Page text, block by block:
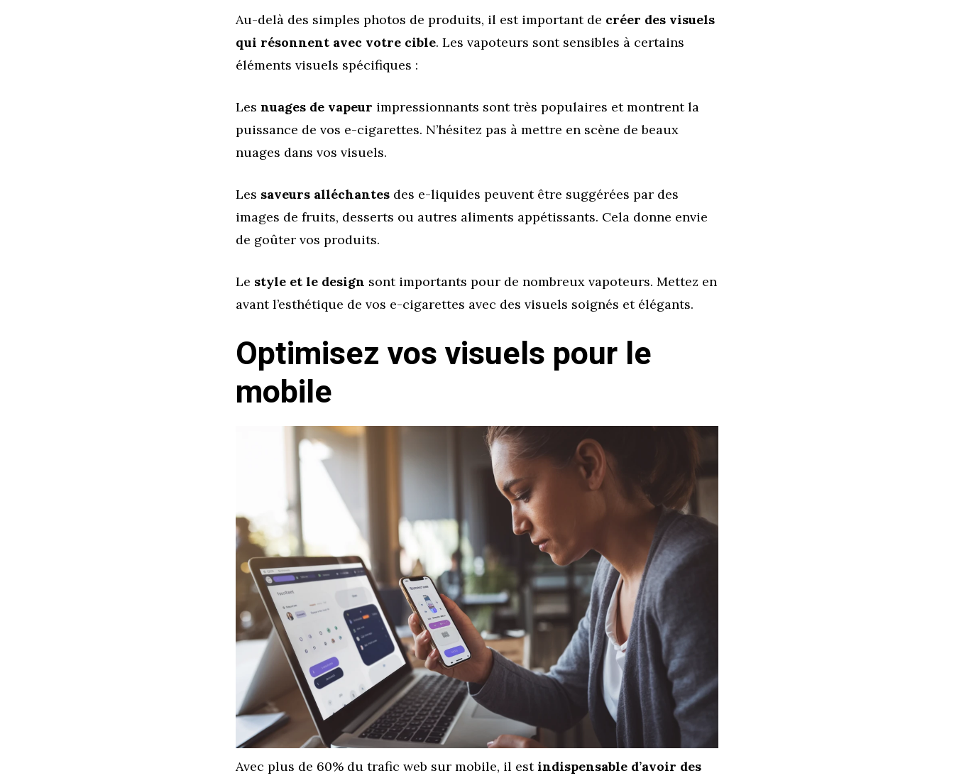
Au-delà des simples photos de produits, il est important de créer des visuels
qui résonnent avec votre cible. Les vapoteurs sont sensibles à certains
éléments visuels spécifiques :
Les nuages de vapeur impressionnants sont très populaires et montrent la
puissance de vos e-cigarettes. N’hésitez pas à mettre en scène de beaux
nuages dans vos visuels.
Les saveurs alléchantes des e-liquides peuvent être suggérées par des
images de fruits, desserts ou autres aliments appétissants. Cela donne envie
de goûter vos produits.
Le style et le design sont importants pour de nombreux vapoteurs. Mettez en
avant l’esthétique de vos e-cigarettes avec des visuels soignés et élégants.
Optimisez vos visuels pour le
mobile
Avec plus de 60% du trafic web sur mobile, il estindispensable d’avoir des